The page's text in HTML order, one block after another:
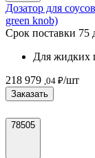
Дозатор для
green knob)
Срок поставки 75
Для жидких
218 979 ,04 ₽/шт
Заказать
78505